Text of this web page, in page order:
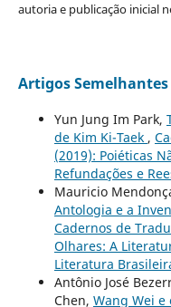
autoria e publicação inicial
Artigos Semelhantes
Yun Jung Im Park,
de Kim Ki-Taek ,
(2019): Poiéticas
Refundações e
Mauricio
Antologia e a
Cadernos de
Olhares: A
Literatura
Antônio José
Chen, Wang Wei